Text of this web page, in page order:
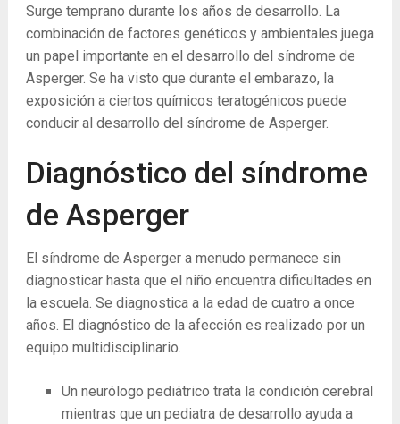
Surge temprano durante los años de desarrollo. La
combinación de factores genéticos y ambientales juega
un papel importante en el desarrollo del síndrome de
Asperger. Se ha visto que durante el embarazo, la
exposición a ciertos químicos teratogénicos puede
conducir al desarrollo del síndrome de Asperger.
Diagnóstico del síndrome
de Asperger
El síndrome de Asperger a menudo permanece sin
diagnosticar hasta que el niño encuentra dificultades en
la escuela. Se diagnostica a la edad de cuatro a once
años. El diagnóstico de la afección es realizado por un
equipo multidisciplinario.
Un neurólogo pediátrico trata la condición cerebral
mientras que un pediatra de desarrollo ayuda a